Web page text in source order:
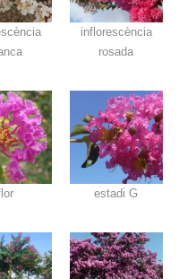
inflorescència
rosada
estadi G